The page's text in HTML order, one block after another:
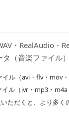
・RealAudio・
（音楽ファイル
ル（avi・flv・
ル（ivr・mp3・
ただくと、より多